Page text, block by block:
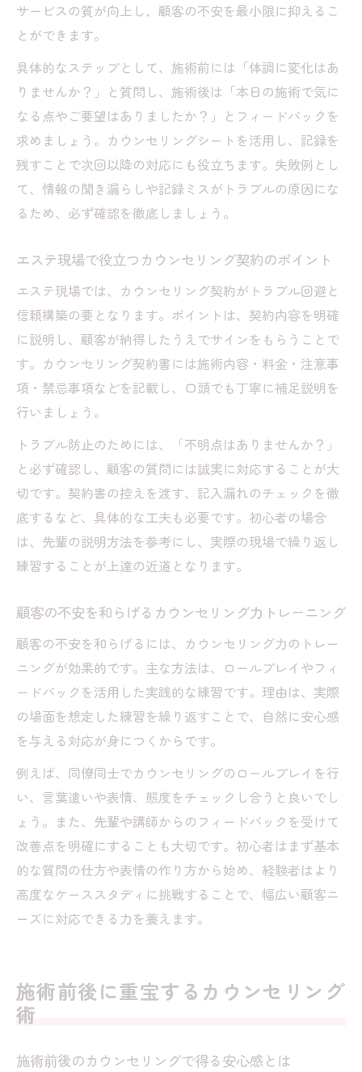
サービスの質が向上し、顧客の不安を最小限に抑えるこ
とができます。
具体的なステップとして、施術前には「体調に変化はあ
りませんか？」と質問し、施術後は「本日の施術で気に
なる点やご要望はありましたか？」とフィードバックを
求めましょう。カウンセリングシートを活用し、記録を
残すことで次回以降の対応にも役立ちます。失敗例とし
て、情報の聞き漏らしや記録ミスがトラブルの原因にな
るため、必ず確認を徹底しましょう。
エステ現場で役立つカウンセリング契約のポイント
エステ現場では、カウンセリング契約がトラブル回避と
信頼構築の要となります。ポイントは、契約内容を明確
に説明し、顧客が納得したうえでサインをもらうことで
す。カウンセリング契約書には施術内容・料金・注意事
項・禁忌事項などを記載し、口頭でも丁寧に補足説明を
行いましょう。
トラブル防止のためには、「不明点はありませんか？」
と必ず確認し、顧客の質問には誠実に対応することが大
切です。契約書の控えを渡す、記入漏れのチェックを徹
底するなど、具体的な工夫も必要です。初心者の場合
は、先輩の説明方法を参考にし、実際の現場で繰り返し
練習することが上達の近道となります。
顧客の不安を和らげるカウンセリング力トレーニング
顧客の不安を和らげるには、カウンセリング力のトレー
ニングが効果的です。主な方法は、ロールプレイやフィ
ードバックを活用した実践的な練習です。理由は、実際
の場面を想定した練習を繰り返すことで、自然に安心感
を与える対応が身につくからです。
例えば、同僚同士でカウンセリングのロールプレイを行
い、言葉遣いや表情、態度をチェックし合うと良いでし
ょう。また、先輩や講師からのフィードバックを受けて
改善点を明確にすることも大切です。初心者はまず基本
的な質問の仕方や表情の作り方から始め、経験者はより
高度なケーススタディに挑戦することで、幅広い顧客ニ
ーズに対応できる力を養えます。
施術前後に重宝するカウンセリング
術
施術前後のカウンセリングで得る安心感とは